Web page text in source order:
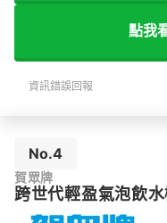
點我
資訊錯誤回報
No.4
賀眾牌
跨世代輕盈氣泡飲